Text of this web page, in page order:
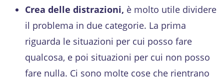
Crea delle distrazioni, è molto utile dividere
il problema in due categorie. La prima
riguarda le situazioni per cui posso fare
qualcosa, e poi situazioni per cui non posso
fare nulla. Ci sono molte cose che rientrano